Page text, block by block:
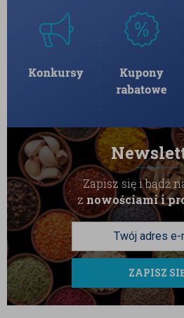
Zapisz się i bądź
znowościami i
ZAPISZ